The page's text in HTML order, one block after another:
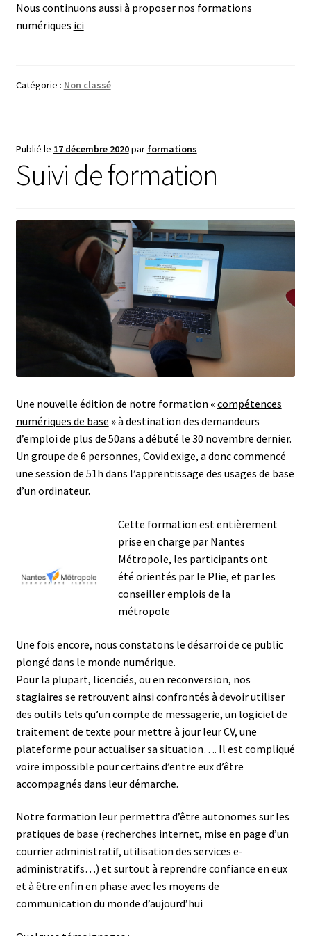
Nous continuons aussi à proposer nos formations
numériques ici
Catégorie : Non classé
Publié le 17 décembre 2020par formations
Suivi de formation
Une nouvelle édition de notre formation « compétences
numériques de base » à destination des demandeurs
d’emploi de plus de 50ans a débuté le 30 novembre dernier.
Un groupe de 6 personnes, Covid exige, a donc commencé
une session de 51h dans l’apprentissage des usages de base
d’un ordinateur.
Cette formation est entièrement
prise en charge par Nantes
Métropole, les participants ont
été orientés par le Plie, et par les
conseiller emplois de la
métropole
Une fois encore, nous constatons le désarroi de ce public
plongé dans le monde numérique.
Pour la plupart, licenciés, ou en reconversion, nos
stagiaires se retrouvent ainsi confrontés à devoir utiliser
des outils tels qu’un compte de messagerie, un logiciel de
traitement de texte pour mettre à jour leur CV, une
plateforme pour actualiser sa situation…. Il est compliqué
voire impossible pour certains d’entre eux d’être
accompagnés dans leur démarche.
Notre formation leur permettra d’être autonomes sur les
pratiques de base (recherches internet, mise en page d’un
courrier administratif, utilisation des services e-
administratifs…) et surtout à reprendre confiance en eux
et à être enfin en phase avec les moyens de
communication du monde d’aujourd’hui